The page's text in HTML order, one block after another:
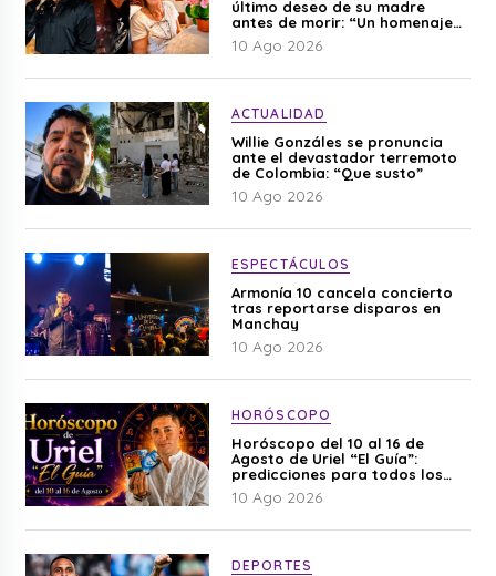
último deseo de su madre
antes de morir: “Un homenaje
para mi mamá”
10 Ago 2026
ACTUALIDAD
Willie Gonzáles se pronuncia
ante el devastador terremoto
de Colombia: “Que susto”
10 Ago 2026
ESPECTÁCULOS
Armonía 10 cancela concierto
tras reportarse disparos en
Manchay
10 Ago 2026
HORÓSCOPO
Horóscopo del 10 al 16 de
Agosto de Uriel “El Guía”:
predicciones para todos los
signos del zodiaco aquí
10 Ago 2026
DEPORTES